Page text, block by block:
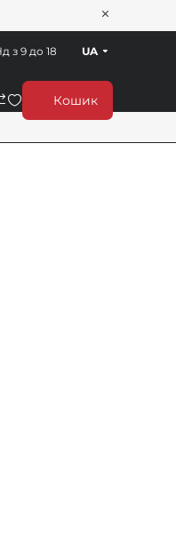
Кошик
з 9 до 18 UA